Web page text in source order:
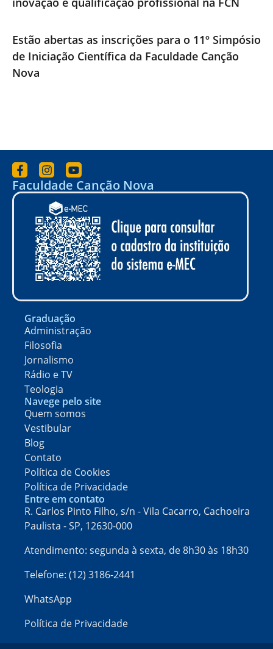
Estão abertas as inscrições para o 11º Simpósio
de Iniciação Científica da Faculdade Canção
Nova
Faculdade Canção Nova
Graduação
Administração
Filosofia
Jornalismo
Rádio e TV
Teologia
Navege pelo site
Quem somos
Vestibular
Blog
Contato
Política de Cookies
Política de Privacidade
Entre em contato
R. Carlos Pinto Filho, s/n - Vila Cacarro, Cachoeira
Paulista - SP, 12630-000​
Atendimento: segunda à sexta, de 8h30 às 18h30
Telefone: (12) 3186-2441
WhatsApp
Política de Privacidade